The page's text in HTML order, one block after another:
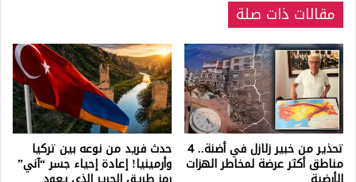
مقالات ذات صلة
تحذير من خبير زلازل في أضنة.. 4
مناطق أكثر عرضة لمخاطر الهزات
حدث فريد من نوعه بين تركيا
وأرمينيا! إعادة إحياء جسر “آني”